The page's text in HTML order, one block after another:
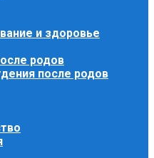
и здоровье
родов
после родов